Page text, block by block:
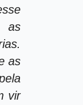
as
vir